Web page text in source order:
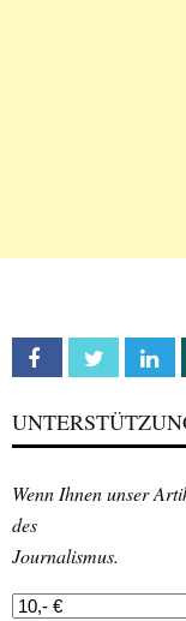
Facebook Twitter
Wenn Ihnen unser
des
Journalismus.